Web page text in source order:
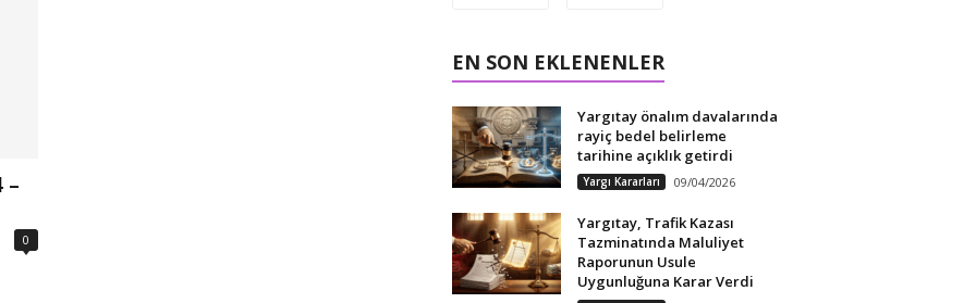
–
0
EN SON EKLENENLER
Yargıtay önalım davalarında
rayiç bedel belirleme
tarihine açıklık getirdi
Yargı Kararları 09/04/2026
Yargıtay, Trafik Kazası
Tazminatında Maluliyet
Raporunun Usule
Uygunluğuna Karar Verdi